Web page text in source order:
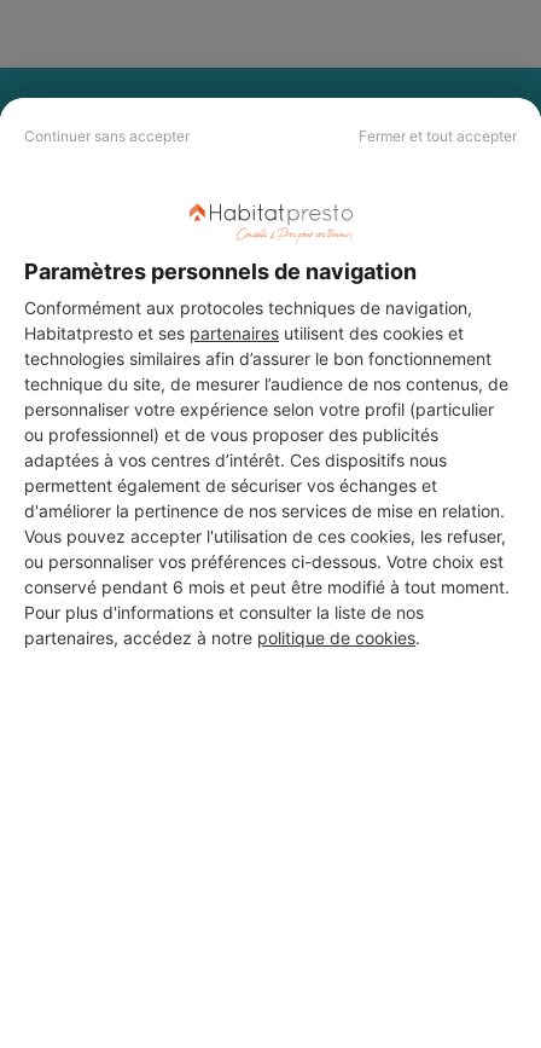
Continuer sans accepter Fermer et tout accepter
Paramètres personnels de navigation
Conformément aux protocoles techniques de navigation,
Habitatpresto et ses partenaires utilisent des cookies et
technologies similaires afin d’assurer le bon fonctionnement
technique du site, de mesurer l’audience de nos contenus, de
personnaliser votre expérience selon votre profil (particulier
ou professionnel) et de vous proposer des publicités
adaptées à vos centres d’intérêt. Ces dispositifs nous
permettent également de sécuriser vos échanges et
d'améliorer la pertinence de nos services de mise en relation.
Vous pouvez accepter l'utilisation de ces cookies, les refuser,
ou personnaliser vos préférences ci-dessous. Votre choix est
conservé pendant 6 mois et peut être modifié à tout moment.
Pour plus d'informations et consulter la liste de nos
partenaires, accédez à notre politique de cookies.
PAS LE TEMPS DE
CHERCHER ?
Vous souhaitez réaliser des travaux et ne savez quel professionnel
auprès de notre réseau de 5 000
professionnels partout en France.
DEMANDER UN DEVIS